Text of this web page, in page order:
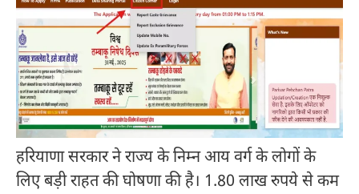
हरियाणा सरकार ने राज्य के निम्न आय वर्ग के लोगों के
लिए बड़ी राहत की घोषणा की है। 1.80 लाख रुपये से कम